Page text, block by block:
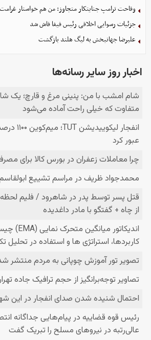
وقاحت ترامپ جنایتکار متجاوز: من هم خواستار
جزئیات رسوایی اخلاقی رئیس فیفا فاش شد
علیرضا جهانبخش به لیگ هلند بازگشت